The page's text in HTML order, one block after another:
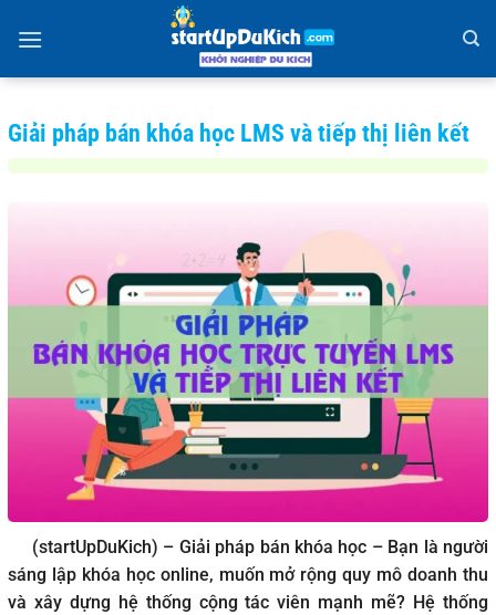
qua
Giải pháp bán khóa học LMS và tiếp thị liên kết
(startUpDuKich) – Giải pháp bán khóa học – Bạn là người
sáng lập khóa học online, muốn mở rộng quy mô doanh thu
và xây dựng hệ thống cộng tác viên mạnh mẽ? Hệ thống